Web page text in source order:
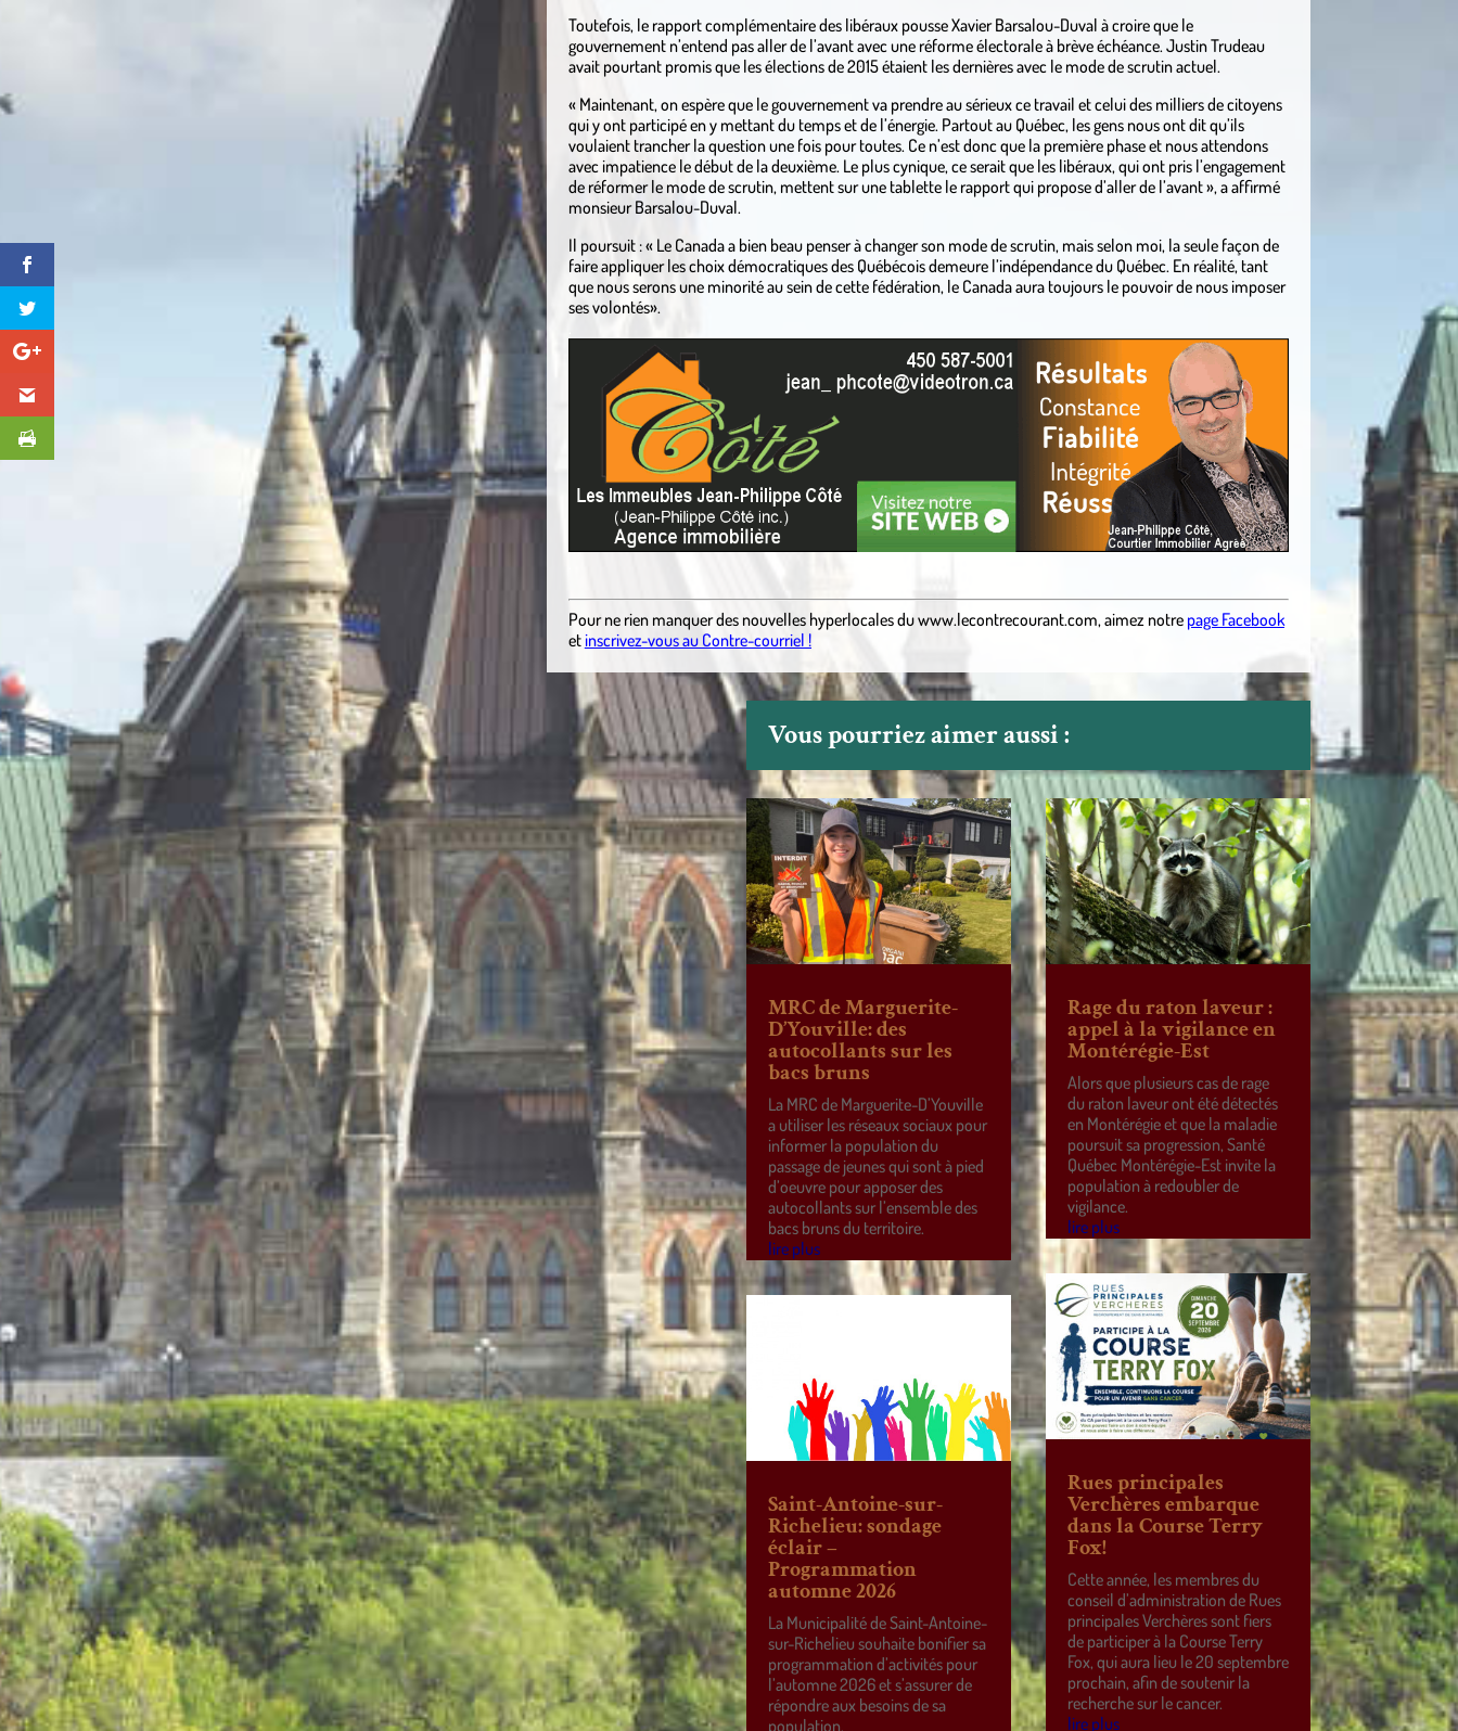
Toutefois, le rapport complémentaire des libéraux pousse Xavier Barsalou-Duval à croire que le
gouvernement n’entend pas aller de l’avant avec une réforme électorale à brève échéance. Justin Trudeau
avait pourtant promis que les élections de 2015 étaient les dernières avec le mode de scrutin actuel.
« Maintenant, on espère que le gouvernement va prendre au sérieux ce travail et celui des milliers de citoyens
qui y ont participé en y mettant du temps et de l’énergie. Partout au Québec, les gens nous ont dit qu’ils
voulaient trancher la question une fois pour toutes. Ce n’est donc que la première phase et nous attendons
avec impatience le début de la deuxième. Le plus cynique, ce serait que les libéraux, qui ont pris l’engagement
de réformer le mode de scrutin, mettent sur une tablette le rapport qui propose d’aller de l’avant », a affirmé
monsieur Barsalou-Duval.
Il poursuit : « Le Canada a bien beau penser à changer son mode de scrutin, mais selon moi, la seule façon de
faire appliquer les choix démocratiques des Québécois demeure l’indépendance du Québec. En réalité, tant
que nous serons une minorité au sein de cette fédération, le Canada aura toujours le pouvoir de nous imposer
ses volontés».
Pour ne rien manquer des nouvelles hyperlocales duwww.lecontrecourant.com,aimez notre page Facebook
etinscrivez-vous au Contre-courriel !
Vous pourriez aimer aussi :
MRC de Marguerite-
D’Youville: des
autocollants sur les
bacs bruns
La MRC de Marguerite-D’Youville
a utiliser les réseaux sociaux pour
informer la population du
passage de jeunes qui sont à pied
d’oeuvre pour apposer des
autocollants sur l’ensemble des
bacs bruns du territoire.
lire plus
Saint-Antoine-sur-
Richelieu: sondage
éclair –
Programmation
automne 2026
La Municipalité de Saint-Antoine-
sur-Richelieu souhaite bonifier sa
programmation d’activités pour
l’automne 2026 et s’assurer de
répondre aux besoins de sa
population.
Rage du raton laveur :
appel à la vigilance en
Montérégie-Est
Alors que plusieurs cas de rage
du raton laveur ont été détectés
en Montérégie et que la maladie
poursuit sa progression, Santé
Québec Montérégie-Est invite la
population à redoubler de
vigilance.
lire plus
Rues principales
Verchères embarque
dans la Course Terry
Fox!
Cette année, les membres du
conseil d’administration de Rues
principales Verchères sont fiers
de participer à la Course Terry
Fox, qui aura lieu le 20 septembre
prochain, afin de soutenir la
recherche sur le cancer.
lire plus